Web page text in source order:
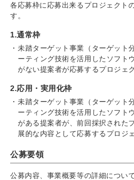
各応募枠に応募出来るプロジェクト
す。
1.通常枠
未踏ターゲット事業（ターゲット
ーティング技術を活用したソフト
がない提案者が応募するプロジェ
2.応用・実用化枠
未踏ターゲット事業（ターゲット
ーティング技術を活用したソフト
がある提案者が、前回採択された
展的な内容として応募するプロジ
公募要領
公募内容、事業概要等の詳細につい